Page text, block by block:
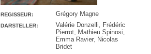
REGISSEUR: Grégory Magne
DARSTELLER: Valérie Donzelli
Frédéric
Pierrot Mathieu Spinosi
Emma Ravier, Nicolas
Bridet